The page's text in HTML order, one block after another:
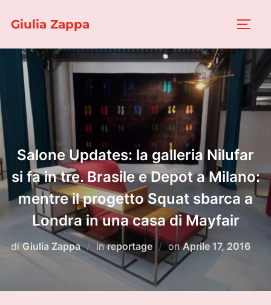
Giulia Zappa
Salone Updates: la galleria Nilufar
si fa in tre. Brasile e Depot a Milano:
mentre il progetto Squat sbarca a
Londra in una casa di Mayfair
diGiulia Zappa inreportage onPubblicato
il
Aprile 17, 2016